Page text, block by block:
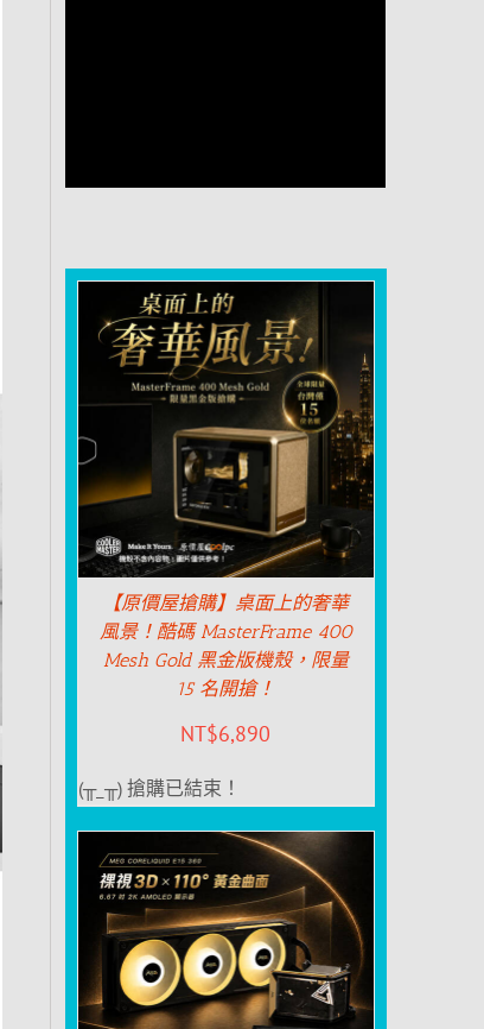
【原價屋搶購】桌面上的奢華
風景！酷碼 MasterFrame 400
Mesh Gold 黑金版機殼，限量
15 名開搶！
NT$6,890
(╥_╥) 搶購已結束！